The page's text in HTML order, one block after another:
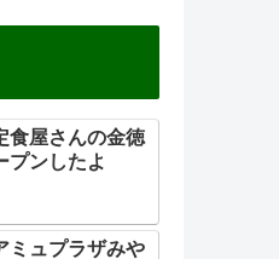
食屋さんの金徳
プンしたよ
ミュプラザみや